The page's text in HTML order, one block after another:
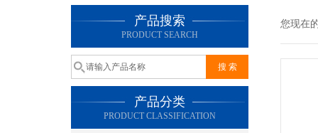
产品搜索
PRODUCT SEARCH
产品分类
PRODUCT CLASSIFICATION
您现在